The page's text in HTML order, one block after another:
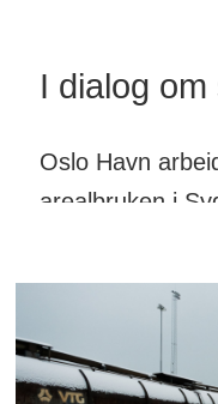
I dialog
Oslo Havn
arealbruken i
flydrivstofftoget
ved Kongshavn.
Flyttingen kan